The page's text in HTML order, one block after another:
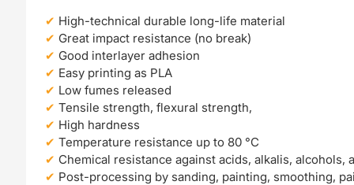
High-technical durable long-life material
Great impact resistance (no break)
Good interlayer adhesion
Easy printing as PLA
Low fumes released
Tensile strength, flexural strength,
High hardness
Temperature resistance up to 80 °C
Chemical resistance against acids, alkalis, alcohols,
Post-processing by sanding, painting, smoothing,